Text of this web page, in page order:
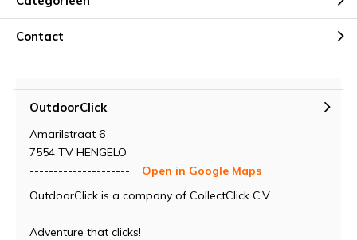
wensen en eisen.
uw online dealer.
Contact
OutdoorClick
Amarilstraat 6
7554 TV HENGELO
---------------------
Open in Google Maps
OutdoorClick is a company of CollectClick C.V.
Adventure that clicks!